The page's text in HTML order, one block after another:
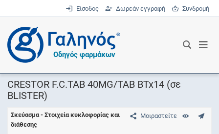
Είσοδος Δωρεάν εγγραφή Συνδρομή
®
Οδηγός φαρμάκων
CRESTOR F.C.TAB 40MG/TAB BTx14 (σε
BLISTER)
Μοιραστείτε
Σκεύασμα - Στοιχεία κυκλοφορίας και
διάθεσης